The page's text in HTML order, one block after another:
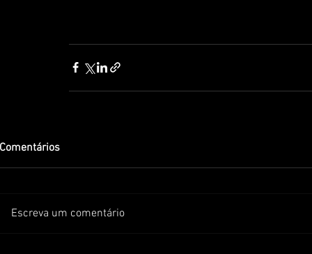
Comentários
Escreva um comentário